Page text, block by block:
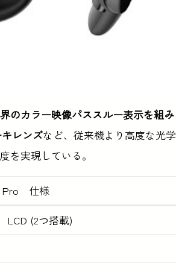
のカラー映像パススルー表示を組み
レンズなど、従来機より高度な光学
を実現している。
Pro 仕様
LCD (2つ搭載)